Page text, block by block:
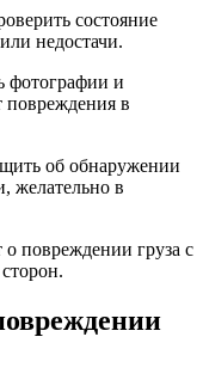
состояние
недостачи.
фотографии и
повреждения в
об обнаружении
желательно в
о повреждении груза с